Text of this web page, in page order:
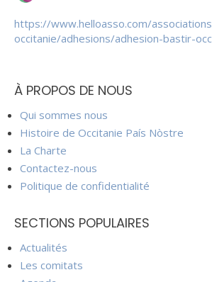
https://www.helloasso.com/
occitanie/adhesions/adhesion-bastir-
À PROPOS DE NOUS
Qui sommes nous
Histoire de Occitanie País Nòstre
La Charte
Contactez-nous
Politique de confidentialité
SECTIONS POPULAIRES
Actualités
Les comitats